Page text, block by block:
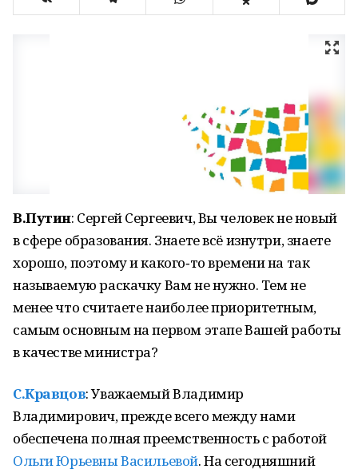
В.Путин: Сергей Сергеевич, Вы человек не новый
в сфере образования. Знаете всё изнутри, знаете
хорошо, поэтому и какого‑то времени на так
называемую раскачку Вам не нужно. Тем не
менее что считаете наиболее приоритетным,
самым основным на первом этапе Вашей работы
в качестве министра?
С.Кравцов: Уважаемый Владимир
Владимирович, прежде всего между нами
обеспечена полная преемственность с работой
Ольги Юрьевны Васильевой. На сегодняшний